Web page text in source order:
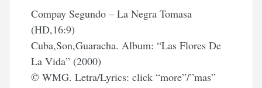
Compay Segundo – La Negra Tomasa
(HD,16:9)
Cuba,Son,Guaracha. Album: “Las Flores De
La Vida” (2000)
© WMG. Letra/Lyrics: click “more”/”mas”